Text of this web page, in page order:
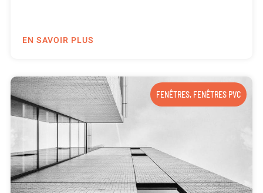
EN SAVOIR PLUS
FENÊTRES, FENÊTRES PVC